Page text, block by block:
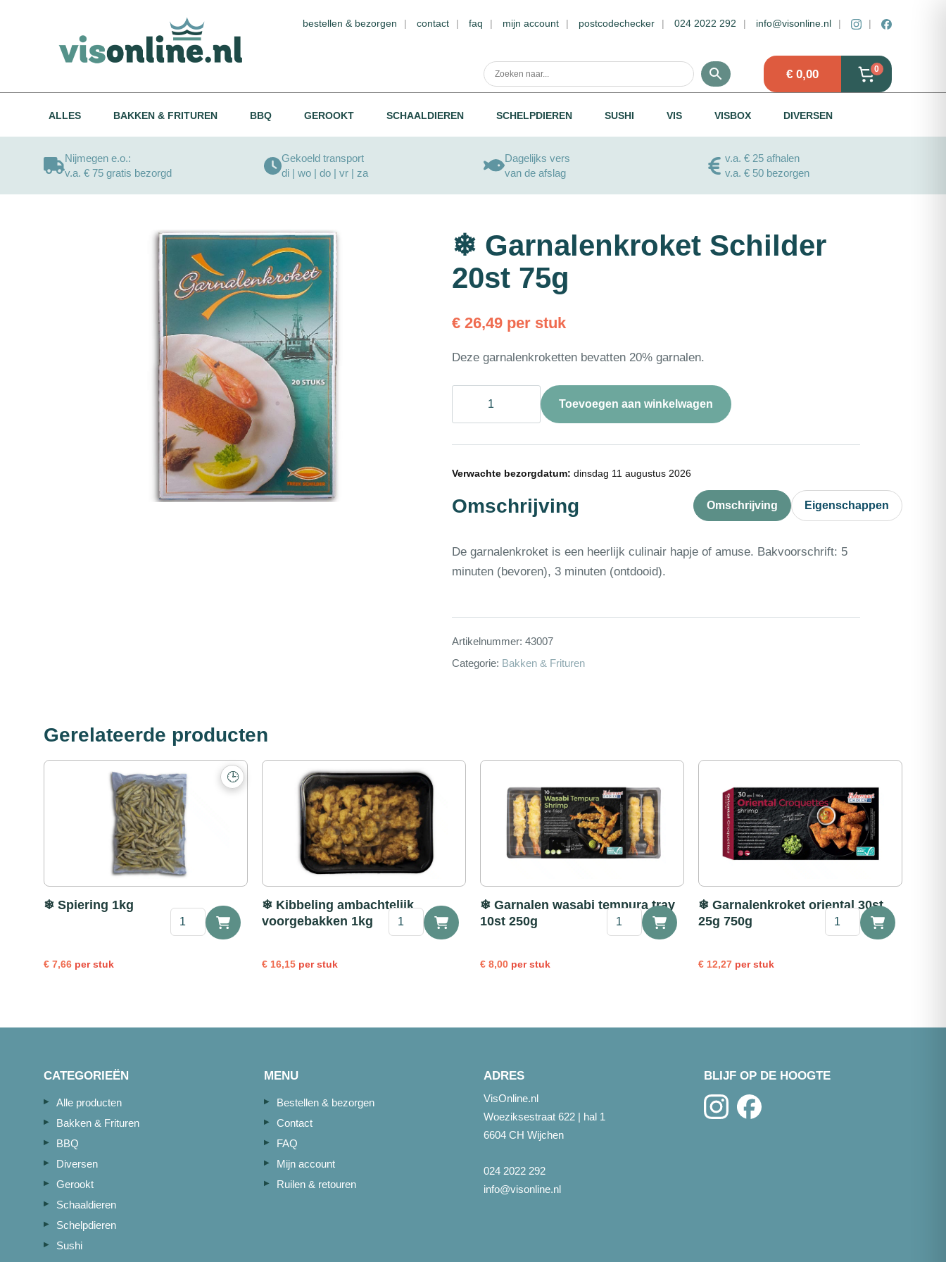
bestellen & bezorgen contact faq mijn account postcodechecker 024 2022 292 info@visonline.nl
€0,00 0
ALLES BAKKEN & FRITUREN BBQ GEROOKT SCHAALDIEREN SCHELPDIEREN SUSHI VIS VISBOX DIVERSEN
Nijmegen e.o.:
v.a. € 75 gratis bezorgd
Gekoeld transport
di | wo | do | vr | za
Dagelijks vers
van de afslag
v.a. € 25 afhalen
v.a. € 50 bezorgen
❄ Garnalenkroket Schilder
20st 75g
€ 26,49 per stuk
Deze garnalenkroketten bevatten 20% garnalen.
Garnalenkroket
Schilder
75g
Toevoegen aan winkelwagen
Verwachte bezorgdatum: dinsdag 11 augustus 2026
Omschrijving Eigenschappen
Omschrijving
De garnalenkroket is een heerlijk culinair hapje of amuse. Bakvoorschrift: 5
minuten (bevoren), 3 minuten (ontdooid).
Artikelnummer: 43007
Categorie: Bakken & Frituren
Gerelateerde producten
🕒
❄ Spiering 1kg
€ 7,66 per stuk
Spiering
❄ Kibbeling ambachtelijk
voorgebakken 1kg
€ 16,15 per stuk
Kibbeling
ambachtelijk
❄ Garnalen wasabi tempura tray
10st 250g
€ 8,00 per stuk
Garnalen
❄ Garnalenkroket oriental 30st
25g 750g
€ 12,27 per stuk
Garnalenkroket
CATEGORIEËN
Alle producten
Bakken & Frituren
BBQ
Diversen
Gerookt
Schaaldieren
Schelpdieren
Sushi
MENU
Bestellen & bezorgen
Contact
FAQ
Mijn account
Ruilen & retouren
ADRES
VisOnline.nl
Woeziksestraat 622 | hal 1
6604 CH Wijchen
024 2022 292
info@visonline.nl
BLIJF OP DE HOOGTE